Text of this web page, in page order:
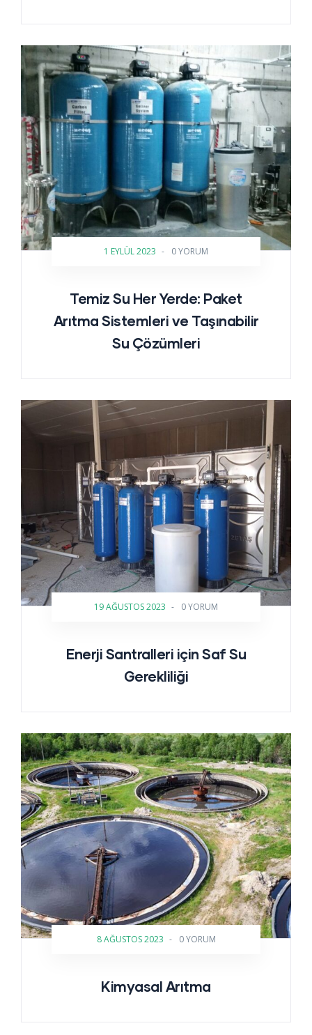
1 EYLÜL 2023 - 0 YORUM
Temiz Su Her Yerde: Paket
Arıtma Sistemleri ve Taşınabilir
Su Çözümleri
19 AĞUSTOS 2023 - 0 YORUM
Enerji Santralleri için Saf Su
Gerekliliği
8 AĞUSTOS 2023 - 0 YORUM
Kimyasal Arıtma